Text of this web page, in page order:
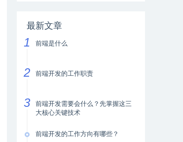
最新文章
前端是什么
前端开发的工作职责
前端开发需要会什么？先掌握这三
大核心关键技术
前端开发的工作方向有哪些？